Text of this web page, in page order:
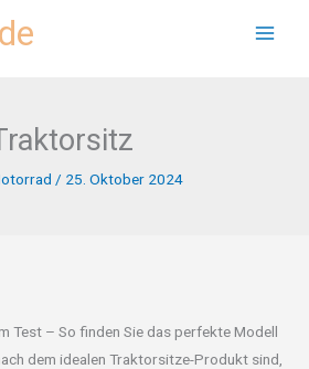
/ 25. Oktober 2024
Test – So finden Sie das perfekte Modell
dem idealen Traktorsitze-Produkt sind,